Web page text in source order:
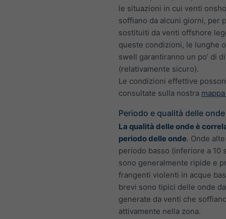
le situazioni in cui venti
soffiano da alcuni giorni, per
sostituiti da venti offshore
queste condizioni, le lunghe
swell garantiranno un po’ di
(relativamente sicuro).
Le condizioni effettive
consultate sulla nostra
Periodo e qualità delle onde
La qualità delle onde è
periodo delle onde. Onde
periodo basso (inferiore a 10
sono generalmente ripide e
frangenti violenti in acque
brevi sono tipici delle onde
generate da venti che
attivamente nella zona.